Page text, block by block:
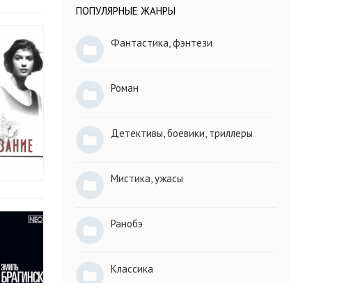
ПОПУЛЯРНЫЕ ЖАНРЫ
Фантастика, фэнтези
Роман
Детективы, боевики, триллеры
Мистика, ужасы
Ранобэ
Классика